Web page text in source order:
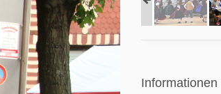
Informationen